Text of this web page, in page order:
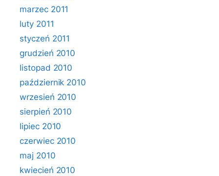
marzec 2011
luty 2011
styczeń 2011
grudzień 2010
listopad 2010
październik 2010
wrzesień 2010
sierpień 2010
lipiec 2010
czerwiec 2010
maj 2010
kwiecień 2010